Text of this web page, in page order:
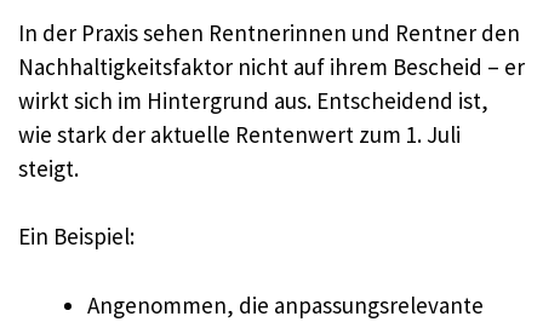
In der Praxis sehen Rentnerinnen und Rentner den
Nachhaltigkeitsfaktor nicht auf ihrem Bescheid – er
wirkt sich im Hintergrund aus. Entscheidend ist,
wie stark der aktuelle Rentenwert zum 1. Juli
steigt.
Ein Beispiel:
Angenommen, die anpassungsrelevante